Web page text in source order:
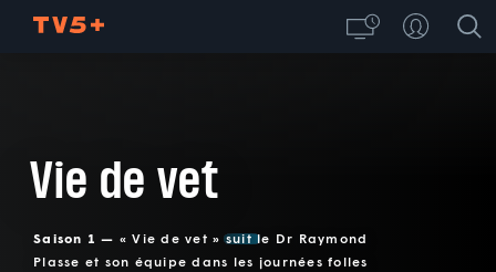
Vie de vet
Saison 1 — « Vie de vet » suit le Dr Raymond
Plasse et son équipe dans les journées folles